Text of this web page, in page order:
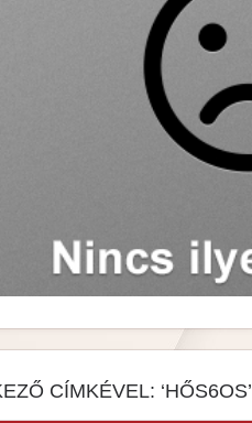
CÍMKÉVEL: ‘HŐS6OS’